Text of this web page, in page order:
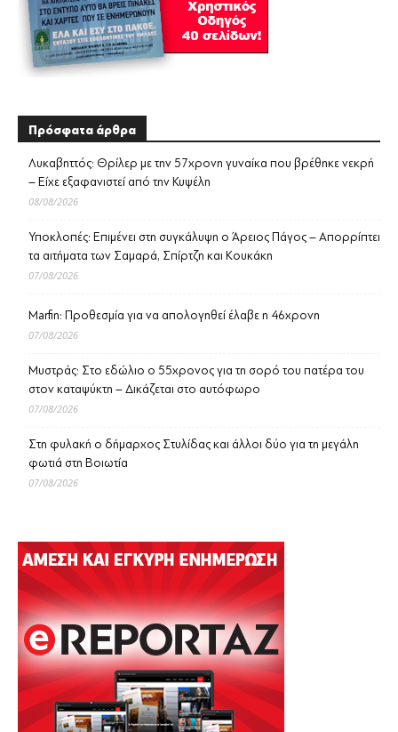
Πρόσφατα άρθρα
Λυκαβηττός: Θρίλερ με την 57χρονη γυναίκα που βρέθηκε νεκρή
– Είχε εξαφανιστεί από την Κυψέλη
08/08/2026
Υποκλοπές: Επιμένει στη συγκάλυψη ο Άρειος Πάγος – Απορρίπτει
τα αιτήματα των Σαμαρά, Σπίρτζη και Κουκάκη
07/08/2026
Marfin: Προθεσμία για να απολογηθεί έλαβε η 46χρονη
07/08/2026
Μυστράς: Στο εδώλιο ο 55χρονος για τη σορό του πατέρα του
στον καταψύκτη – Δικάζεται στο αυτόφωρο
07/08/2026
Στη φυλακή ο δήμαρχος Στυλίδας και άλλοι δύο για τη μεγάλη
φωτιά στη Βοιωτία
07/08/2026